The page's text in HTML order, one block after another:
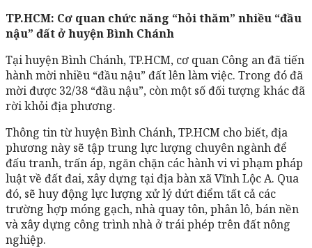
TP.HCM: Cơ quan chức năng “hỏi thăm” nhiều “đầu
nậu” đất ở huyện Bình Chánh
Tại huyện Bình Chánh, TP.HCM, cơ quan Công an đã tiến
hành mời nhiều “đầu nậu” đất lên làm việc. Trong đó đã
mời được 32/38 “đầu nậu”, còn một số đối tượng khác đã
rời khỏi địa phương.
Thông tin từ huyện Bình Chánh, TP.HCM cho biết, địa
phương này sẽ tập trung lực lượng chuyên ngành để
đấu tranh, trấn áp, ngăn chặn các hành vi vi phạm pháp
luật về đất đai, xây dựng tại địa bàn xã Vĩnh Lộc A. Qua
đó, sẽ huy động lực lượng xử lý dứt điểm tất cả các
trường hợp móng gạch, nhà quay tôn, phân lô, bán nền
và xây dựng công trình nhà ở trái phép trên đất nông
nghiệp.